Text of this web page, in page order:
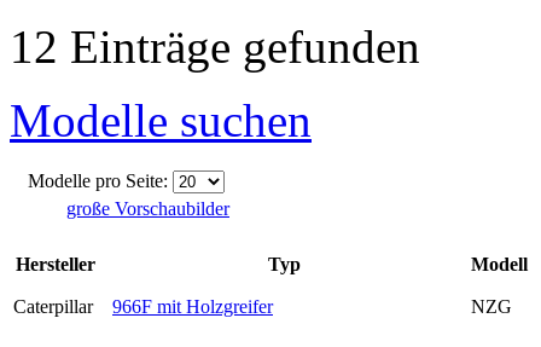
12 Einträge gefunden
Modelle suchen
Modelle pro Seite:
große Vorschaubilder
Hersteller Typ Modell
Caterpillar 966F mit Holzgreifer NZG